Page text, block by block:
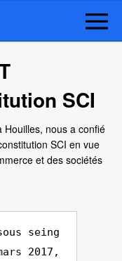
SCI
Houilles, nous a confié
SCI en vue
et des sociétés
seing
2017,